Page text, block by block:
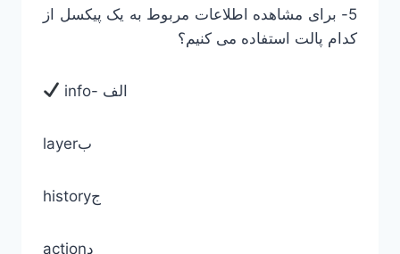
5- برای مشاهده اطلاعات مربوط به یک پیکسل از
کدام پالت استفاده می کنیم؟
info- الف
layerب
historyج
actionد